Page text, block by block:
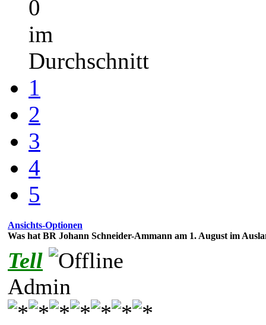
0
im
Durchschnitt
1
2
3
4
5
Ansichts-Optionen
Was hat BR Johann Schneider-Ammann am 1. August im
Tell
Admin